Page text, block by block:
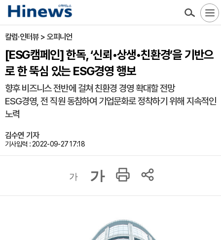
칼럼·인터뷰 > 오피니언
[ESG캠페인] 한독, ‘신뢰•상생•친환경’을 기반으
로 한 뚝심 있는 ESG경영 행보
향후 비즈니스 전반에 걸쳐 친환경 경영 확대할 전망
ESG경영, 전 직원 동참하여 기업문화로 정착하기 위해 지속적인
노력
김수연 기자
기사입력 : 2022-09-27 17:18
가 가